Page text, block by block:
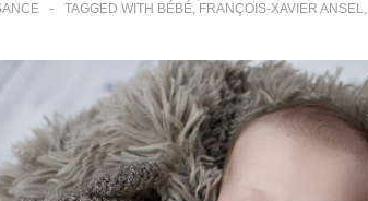
TAGGED WITH BÉBÉ, FRANÇOIS-XAVIER ANSEL,